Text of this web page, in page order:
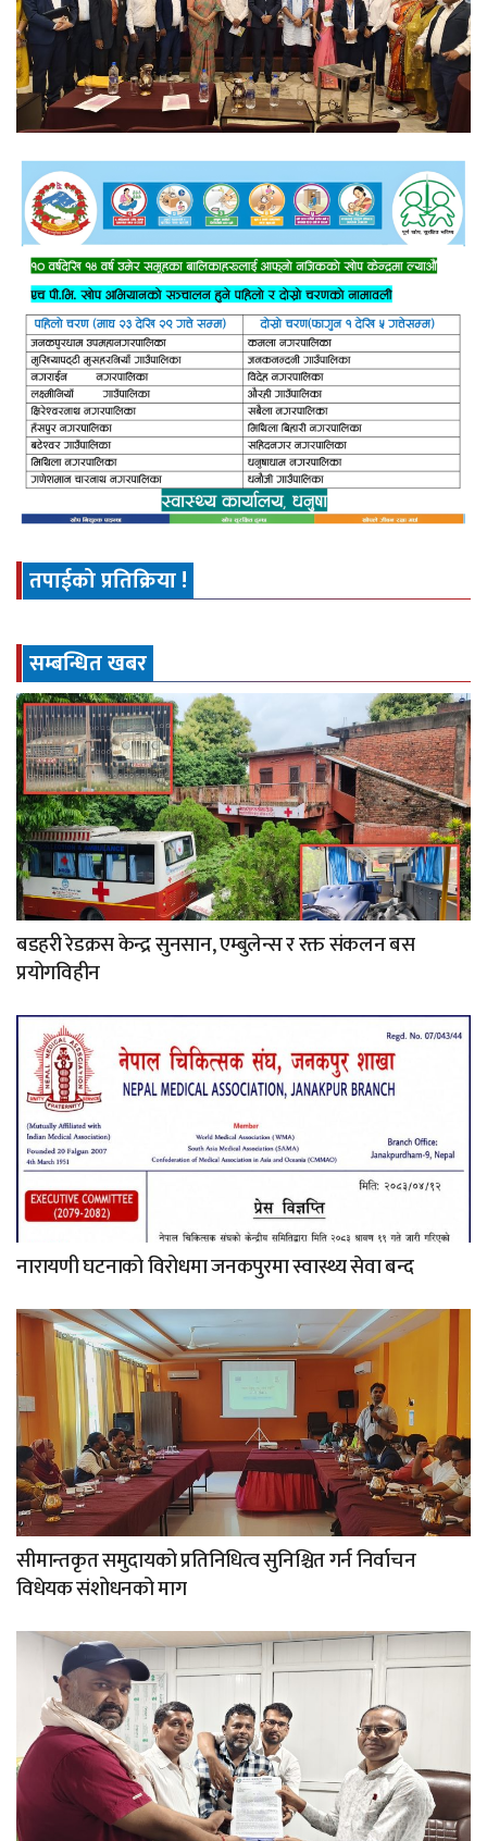
तपाईको प्रतिक्रिया !
सम्बन्धित खबर
बडहरी रेडक्रस केन्द्र सुनसान, एम्बुलेन्स र रक्त संकलन बस
प्रयोगविहीन
नारायणी घटनाको विरोधमा जनकपुरमा स्वास्थ्य सेवा बन्द
सीमान्तकृत समुदायको प्रतिनिधित्व सुनिश्चित गर्न निर्वाचन
विधेयक संशोधनको माग